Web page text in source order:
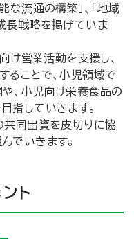
な流通の構築」、「地域
長戦略を掲げていま
向け営業活動を支援し、
ることで、小児領域で
、小児向け栄養食品の
指していきます。
共同出資を皮切りに協
でいきます。
ト